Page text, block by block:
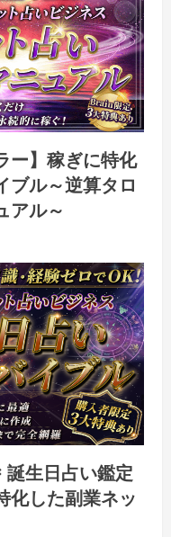
ー】稼ぎに特化
ブル～逆算タロ
アル～
誕生日占い鑑定
化した副業ネッ